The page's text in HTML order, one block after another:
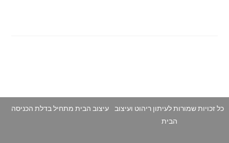
כל זכויות שמורות לעיתון ריהוט ועיצוב
הבית
עיצוב הבית מתחיל בדלת הכניסה